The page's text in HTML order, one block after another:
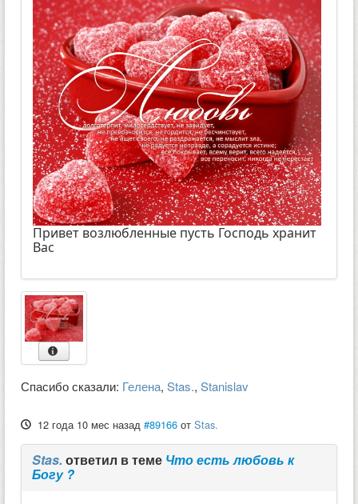
Привет возлюбленные пусть Господь хранит
Вас
Спасибо сказали: Гелена, Stas., Stanislav
12 года 10 мес назад #89166 отStas.
Stas. ответил в теме Что есть любовь к
Богу ?